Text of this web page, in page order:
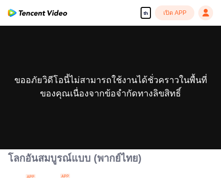
th เปิด APP
ขออภัยวิดีโอนี้ไม่สามารถใช้งานได้ชั่วคราวในพื้นที่
ของคุณเนื่องจากข้อจำกัดทางลิขสิทธิ์
โลกอันสมบูรณ์แบบ (พากย์ไทย)